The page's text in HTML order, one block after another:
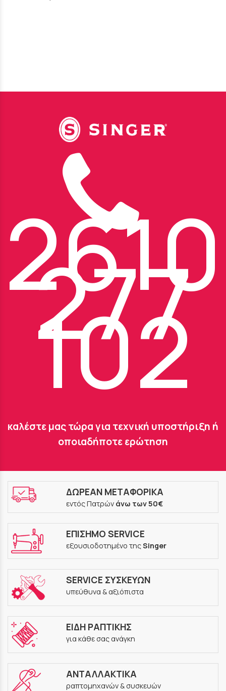
2610
277
102
καλέστε μας τώρα για τεχνική υποστήριξη ή
οποιαδήποτε ερώτηση
ΔΩΡΕΑΝ ΜΕΤΑΦΟΡΙΚΑ
εντός Πατρών άνω των 50€
ΕΠΙΣΗΜΟ SERVICE
εξουσιοδοτημένο τηςSinger
SERVICE ΣΥΣΚΕΥΩΝ
υπεύθυνα & αξιόπιστα
ΕΙΔΗ ΡΑΠΤΙΚΗΣ
για κάθε σας ανάγκη
ΑΝΤΑΛΛΑΚΤΙΚΑ
ραπτομηχανών & συσκευών